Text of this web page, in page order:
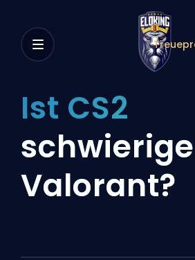
Ist CS2
Valorant?